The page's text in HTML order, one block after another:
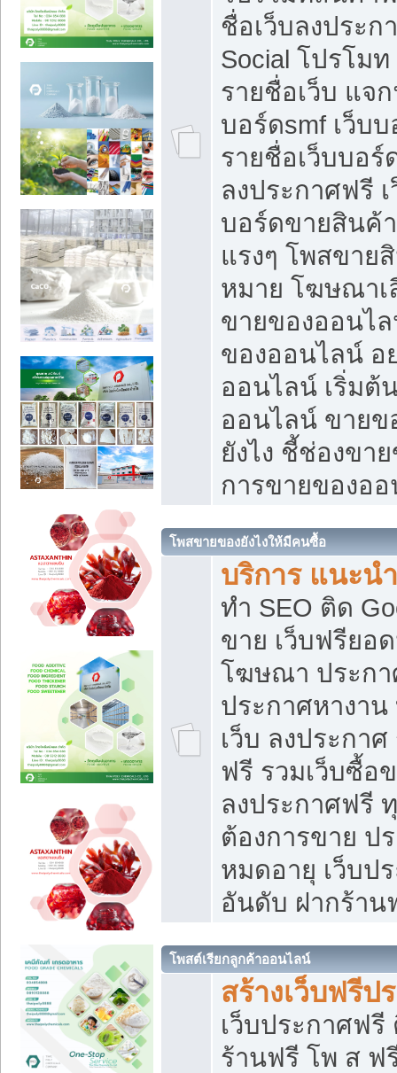
ชื่อเว็บลงประ
Social โปรโม
รายชื่อเว็บ แจ
บอร์ดsmf เว็บ
รายชื่อเว็บบอ
ลงประกาศฟรี
บอร์ดขายสินค้
แรงๆ โพสขาย
หมาย โฆษณาเ
ขายของออนไ
ของออนไลน์ อ
ออนไลน์ เริ่มต้
ออนไลน์ ขายข
ยังไง ชี้ช่องขา
การขายของอ
โพสขายของยังไงให้มีคนซื้อ
บริการ แนะน
ทำ SEO ติด
ขาย เว็บฟรียอ
โฆษณา ประกา
ประกาศหางา
เว็บ ลงประกา
ฟรี รวมเว็บซื้อ
ลงประกาศฟรี
ต้องการขาย ป
หมดอายุ เว็บป
อันดับ ฝากร้าน
โพสต์เรียกลูกค้าออนไลน์
สร้างเว็บฟรีป
เว็บประกาศฟ
ร้านฟรี โพ ส ฟ